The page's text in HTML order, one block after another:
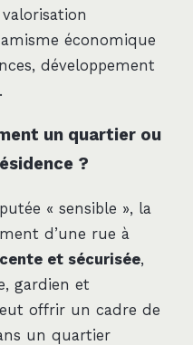
économique
développement
un quartier ou
?
« sensible », la
d’une rue à
et sécurisée,
gardien et
offrir un cadre de
un quartier